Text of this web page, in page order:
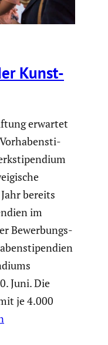
Kunst­
erwartet
bereits
im
Bewer­bungs­
Juni. Die
je 4.000